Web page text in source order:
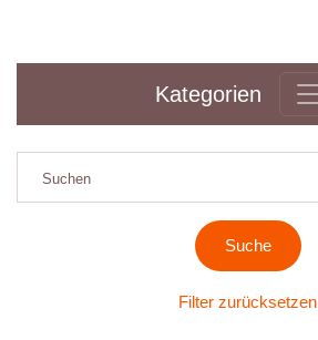
Kategorien
Filter zurücksetzen